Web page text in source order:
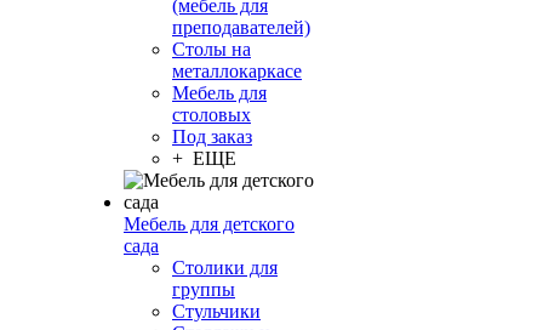
(мебель для
преподавателей)
Столы на
металлокаркасе
Мебель для
столовых
Под заказ
+ ЕЩЕ
Мебель для детского
сада
Столики для
группы
Стульчики